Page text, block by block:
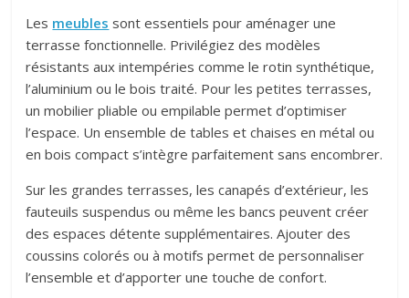
Les meubles sont essentiels pour aménager une
terrasse fonctionnelle. Privilégiez des modèles
résistants aux intempéries comme le rotin synthétique,
l’aluminium ou le bois traité. Pour les petites terrasses,
un mobilier pliable ou empilable permet d’optimiser
l’espace. Un ensemble de tables et chaises en métal ou
en bois compact s’intègre parfaitement sans encombrer.
Sur les grandes terrasses, les canapés d’extérieur, les
fauteuils suspendus ou même les bancs peuvent créer
des espaces détente supplémentaires. Ajouter des
coussins colorés ou à motifs permet de personnaliser
l’ensemble et d’apporter une touche de confort.